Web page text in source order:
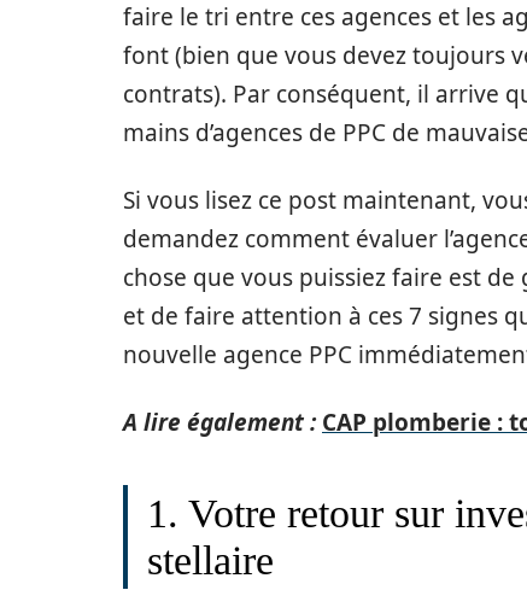
faire le tri entre ces agences et les
font (bien que vous devez toujours
contrats). Par conséquent, il arrive
mains d’agences de PPC de
Si vous lisez ce post maintenant,
demandez comment évaluer
chose que vous puissiez faire est
et de faire attention à ces 7 signes
nouvelle agence PPC
A lire également : CAP plomberie :
1. Votre retour sur
stellaire